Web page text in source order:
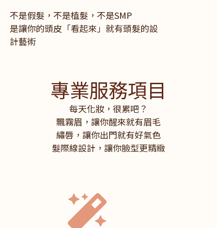
不是假髮，不是植髮，不是SMP
是讓你的頭皮「看起來」就有頭髮的設
計藝術
專業服務項目
每天化妝，很累吧？
飄霧眉，讓你醒來就有眉毛
繡唇，讓你出門就有好氣色
髮際線設計，讓你臉型更精緻